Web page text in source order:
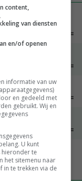
kg)
€ 7,15 € 0,00
content,
van diensten
en/of openen
informatie van uw
en gedeeld met
gebruikt. Wij en
U kunt
te
het sitemenu naar
in te trekken via de